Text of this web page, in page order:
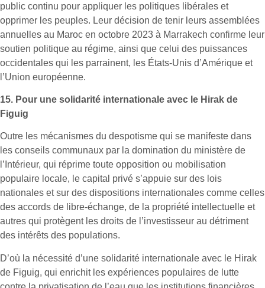
public continu pour appliquer les politiques libérales et
opprimer les peuples. Leur décision de tenir leurs assemblées
annuelles au Maroc en octobre 2023 à Marrakech confirme leur
soutien politique au régime, ainsi que celui des puissances
occidentales qui les parrainent, les États-Unis d’Amérique et
l’Union européenne.
15. Pour une solidarité internationale avec le Hirak de
Figuig
Outre les mécanismes du despotisme qui se manifeste dans
les conseils communaux par la domination du ministère de
l’Intérieur, qui réprime toute opposition ou mobilisation
populaire locale, le capital privé s’appuie sur des lois
nationales et sur des dispositions internationales comme celles
des accords de libre-échange, de la propriété intellectuelle et
autres qui protègent les droits de l’investisseur au détriment
des intérêts des populations.
D’où la nécessité d’une solidarité internationale avec le Hirak
de Figuig, qui enrichit les expériences populaires de lutte